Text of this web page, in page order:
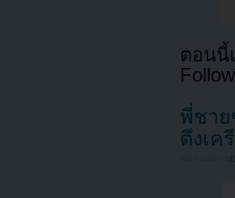
ตอนนี้
พี่ชาย
ตึงเค